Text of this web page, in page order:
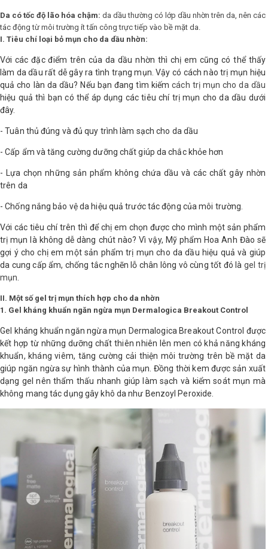
Shop All Brand A-
Z
Da có tốc độ lão hóa chậm: da dầu thường có lớp dầu nhờn trên da, nên các
tác động từ môi trường ít tấn công trực tiếp vào bề mặt da.
I. Tiêu chí loại bỏ mụn cho da dầu nhờn:
Với các đặc điểm trên của da dầu nhờn thì chị em cũng có thể thấy
làm da dầu rất dễ gây ra tình trạng mụn. Vậy có cách nào trị mụn hiệu
quả cho làn da dầu? Nếu bạn đang tìm kiếmcách trị mụn cho da dầu
hiệu quả thì bạn có thể áp dụng các tiêu chí trị mụn cho da dầu dưới
đây.
- Tuân thủ đúng và đủ quy trình làm sạch cho da dầu
- Cấp ẩm và tăng cường dưỡng chất giúp da chắc khỏe hơn
- Lựa chọn những sản phẩm không chứa dầu và các chất gây nhờn
trên da
- Chống nắng bảo vệ da hiệu quả trước tác động của môi trường.
Với các tiêu chí trên thì để chị em chọn được cho mình một sản phẩm
trị mụn là không dễ dàng chút nào? Vì vậy, Mỹ phẩm Hoa Anh Đào sẽ
gợi ý cho chị em một sản phẩm trị mụn cho da dầu hiệu quả và giúp
da cung cấp ẩm, chống tắc nghẽn lỗ chân lông vô cùng tốt đó là gel trị
mụn
II. Một số gel trị mụn thích hợp cho da nhờn
1. Gel kháng khuẩn ngăn ngừa mụn Dermalogica Breakout Control
Gel kháng khuẩn ngăn ngừa mụn Dermalogica Breakout Control được
kết hợp từ những dưỡng chất thiên nhiên lên men có khả năng kháng
khuẩn, kháng viêm, tăng cường cải thiện môi trường trên bề mặt da
giúp ngăn ngừa sự hình thành của mụn. Đồng thời kem được sản xuất
dạng gel nên thẩm thấu nhanh giúp làm sạch và kiểm soát mụn mà
không mang tác dụng gây khô da như Benzoyl Peroxide.